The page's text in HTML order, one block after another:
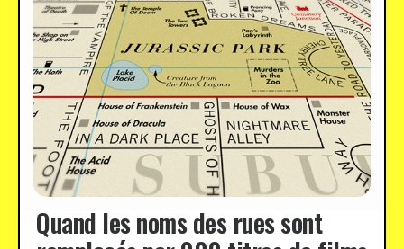
Quand les noms des rues sont